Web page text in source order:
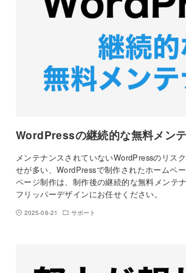
WordPressの継続的な無料メン
メンテナンスされていないWordPressのリス
せが多い、WordPressで制作されたホームペ
ページ制作は、制作後の継続的な無料メンテ
フリッパーデザインにお任せください。
2025-06-21 サポート